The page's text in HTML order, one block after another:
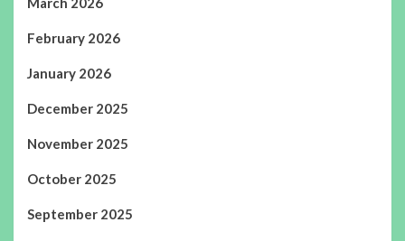
February 2026
January 2026
December 2025
November 2025
October 2025
September 2025